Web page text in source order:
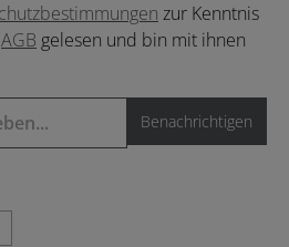
zur Kenntnis
AGB gelesen und bin mit ihnen
Benachrichtigen